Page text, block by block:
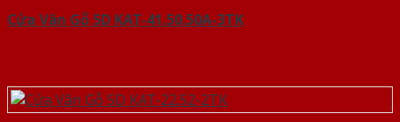
Cửa Vân Gỗ 5D KAT-41.50.50A-3TK